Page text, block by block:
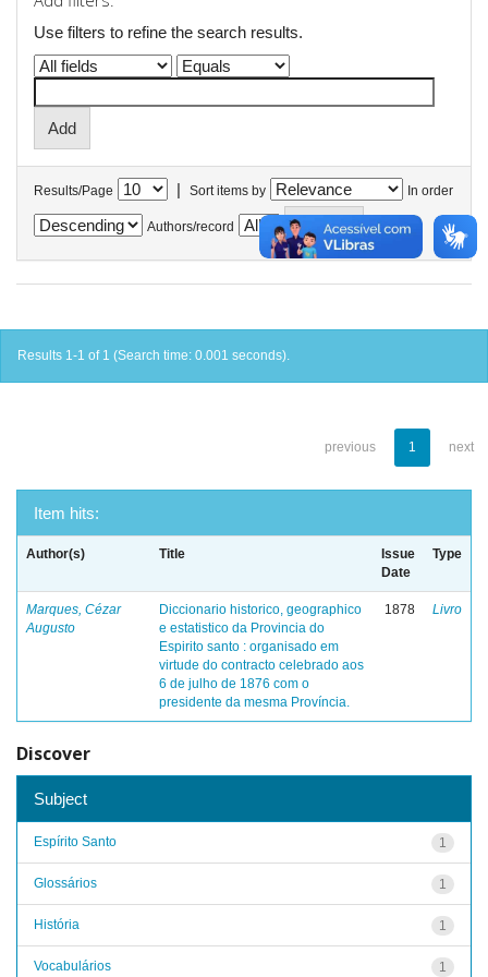
Use filters to refine the search results.
Results/Page | Sort items by In order
Authors/record
Results 1-1 of 1 (Search time: 0.001 seconds).
previous 1 next
Item hits:
Author(s) Title
Issue
Date
Type
Marques, Cézar
Augusto
Diccionario historico, geographico
e estatistico da Provincia do
Espirito santo : organisado em
virtude do contracto celebrado aos
6 de julho de 1876 com o
presidente da mesma Província.
1878 Livro
Discover
Subject
1
Espírito Santo
1
Glossários
1
História
1
Vocabulários